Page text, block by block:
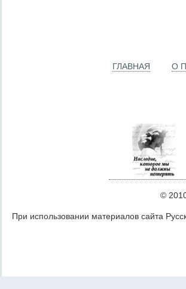
ГЛАВНАЯ О
©
При использовании материалов сайта